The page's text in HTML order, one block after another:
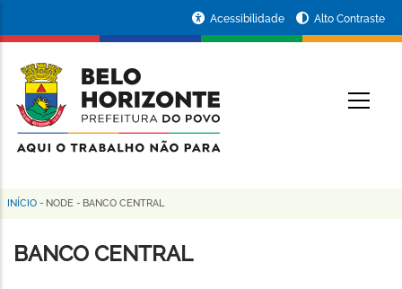
conteúdo
principal
da
Prefeitura
de
Horizonte
Acessibilidade Alto Contraste
Trilha
de
INÍCIO - NODE - BANCO CENTRAL
BANCO CENTRAL